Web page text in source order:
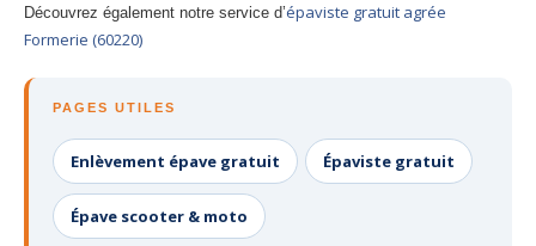
Découvrez également notre service d’épaviste gratuit agrée
Formerie (60220)
PAGES UTILES
Enlèvement épave gratuit Épaviste gratuit
Épave scooter & moto